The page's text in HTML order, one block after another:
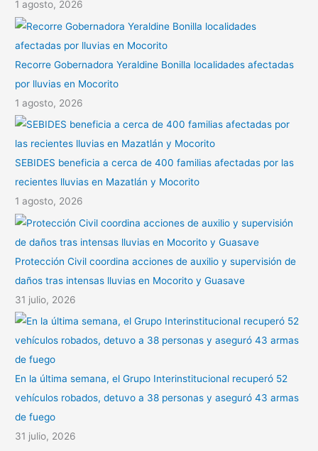
1 agosto, 2026
Recorre Gobernadora Yeraldine Bonilla localidades afectadas
por lluvias en Mocorito
1 agosto, 2026
SEBIDES beneficia a cerca de 400 familias afectadas por las
recientes lluvias en Mazatlán y Mocorito
1 agosto, 2026
Protección Civil coordina acciones de auxilio y supervisión de
daños tras intensas lluvias en Mocorito y Guasave
31 julio, 2026
En la última semana, el Grupo Interinstitucional recuperó 52
vehículos robados, detuvo a 38 personas y aseguró 43 armas
de fuego
31 julio, 2026